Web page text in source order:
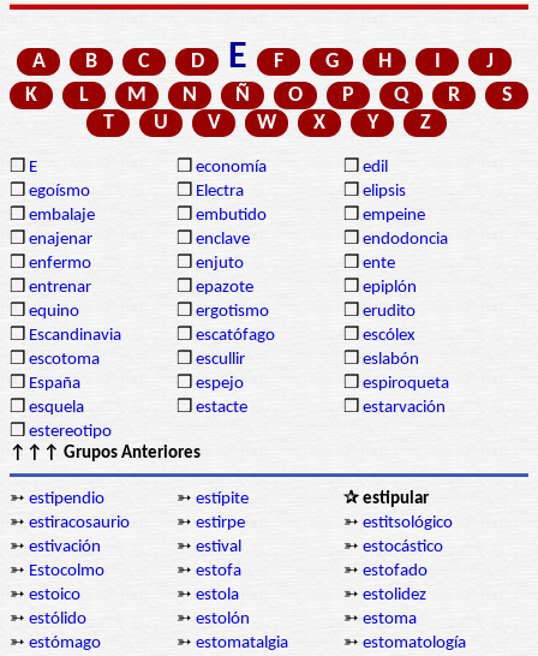
A B C D E F G H
J
K
L M N Ñ O P Q R
S
T
U V W X Y Z
❒ E ❒ economía ❒ edil
❒ egoísmo ❒ Electra ❒ elipsis
❒ embalaje ❒ embutido ❒ empeine
❒ enajenar ❒ enclave ❒ endodoncia
❒ enfermo ❒ enjuto ❒ ente
❒ entrenar ❒ epazote ❒ epiplón
❒ equino ❒ ergotismo ❒ erudito
❒ Escandinavia ❒ escatófago ❒ escólex
❒ escotoma ❒ escullir ❒ eslabón
❒ España ❒ espejo ❒ espiroqueta
❒ esquela ❒ estacte ❒ estarvación
❒ estereotipo
↑↑↑ Grupos Anteriores
➳ estipendio ➳ estípite
✰ estipular
➳ estiracosaurio ➳ estirpe ➳ estitsológico
➳ estivación ➳ estival ➳ estocástico
➳ Estocolmo ➳ estofa ➳ estofado
➳ estoico ➳ estola ➳ estolidez
➳ estólido ➳ estolón ➳ estoma
➳ estómago ➳ estomatalgia ➳ estomatología